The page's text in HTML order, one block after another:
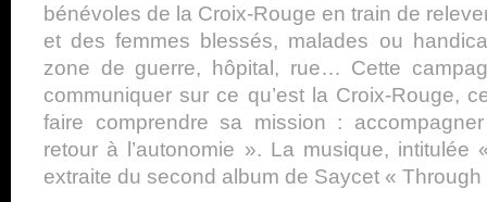
bénévoles de la Croix-Rouge en train de
et des femmes blessés, malades ou
zone de guerre, hôpital, rue… Cette
communiquer sur ce qu’est la Croix-Rouge,
faire comprendre sa mission :
retour à l’autonomie ». La musique, intitulée
extraite du second album de Saycet «